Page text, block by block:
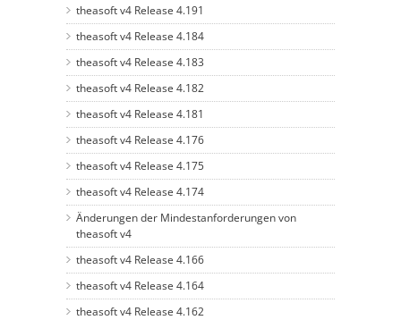
theasoft v4 Release 4.191
theasoft v4 Release 4.184
theasoft v4 Release 4.183
theasoft v4 Release 4.182
theasoft v4 Release 4.181
theasoft v4 Release 4.176
theasoft v4 Release 4.175
theasoft v4 Release 4.174
Änderungen der Mindestanforderungen von
theasoft v4
theasoft v4 Release 4.166
theasoft v4 Release 4.164
theasoft v4 Release 4.162